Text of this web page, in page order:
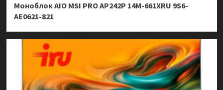
Моноблок AIO MSI PRO AP242P 14M-661XRU 9S6-
AE0621-821